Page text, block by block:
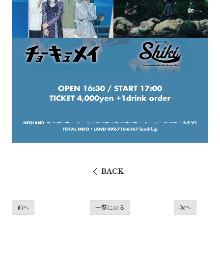
BACK
前へ 一覧に戻る 次へ